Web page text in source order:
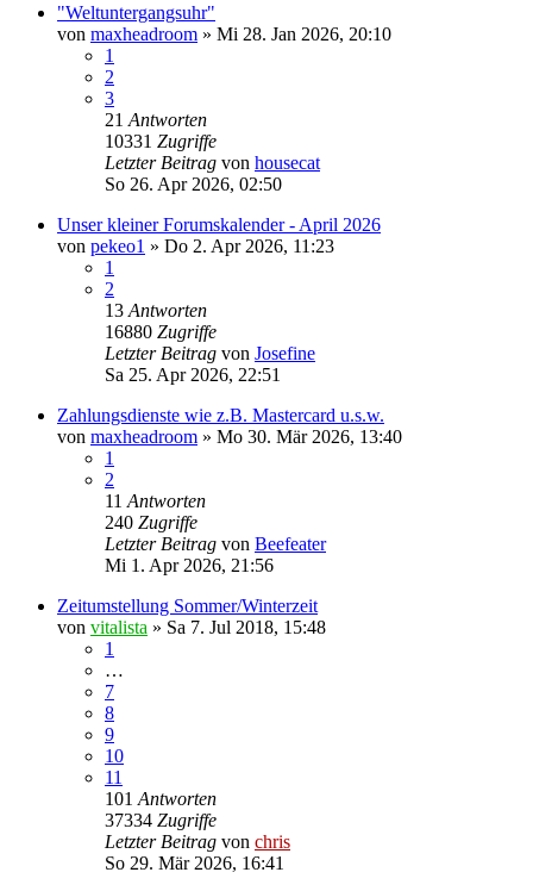
"Weltuntergangsuhr"
von maxheadroom » Mi 28. Jan 2026, 20:10
1
2
3
21 Antworten
10331 Zugriffe
Letzter Beitrag von housecat
So 26. Apr 2026, 02:50
Unser kleiner Forumskalender - April 2026
von pekeo1 » Do 2. Apr 2026, 11:23
1
2
13 Antworten
16880 Zugriffe
Letzter Beitrag von Josefine
Sa 25. Apr 2026, 22:51
Zahlungsdienste wie z.B. Mastercard u.s.w.
von maxheadroom » Mo 30. Mär 2026, 13:40
1
2
11 Antworten
240 Zugriffe
Letzter Beitrag von Beefeater
Mi 1. Apr 2026, 21:56
Zeitumstellung Sommer/Winterzeit
von vitalista » Sa 7. Jul 2018, 15:48
1
…
7
8
9
10
11
101 Antworten
37334 Zugriffe
Letzter Beitrag von chris
So 29. Mär 2026, 16:41